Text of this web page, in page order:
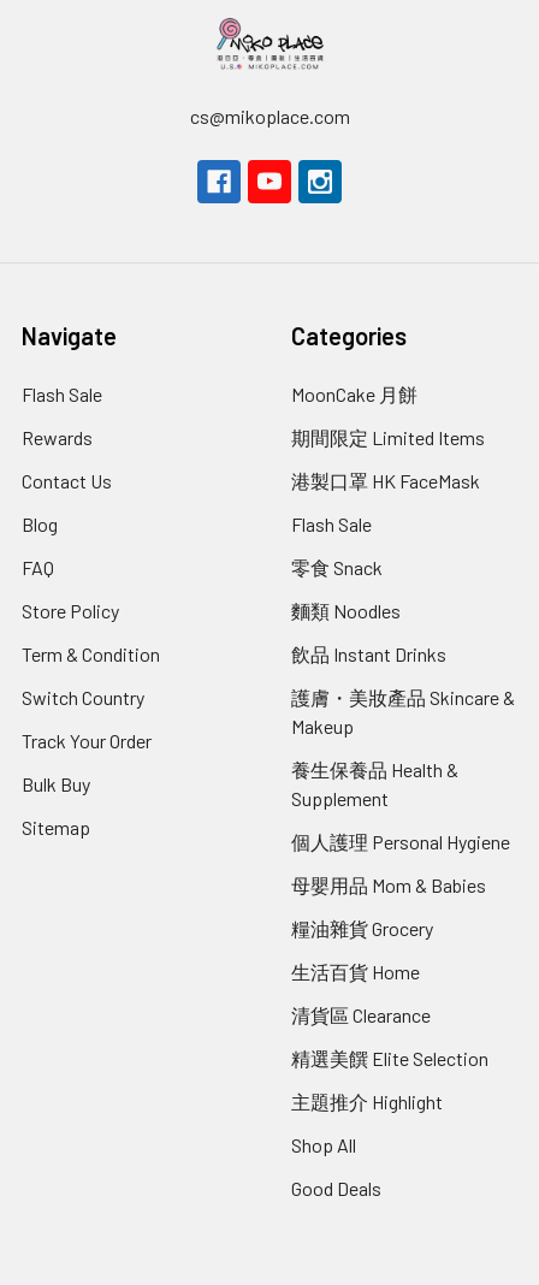
cs@mikoplace.com
Navigate
Flash Sale
Rewards
Contact Us
Blog
FAQ
Store Policy
Term & Condition
Switch Country
Track Your Order
Bulk Buy
Sitemap
Categories
MoonCake 月餅
期間限定 Limited Items
港製口罩 HK FaceMask
Flash Sale
零食 Snack
麵類 Noodles
飲品 Instant Drinks
護膚・美妝產品 Skincare &
Makeup
養生保養品 Health &
Supplement
個人護理 Personal Hygiene
母嬰用品 Mom & Babies
糧油雜貨 Grocery
生活百貨 Home
清貨區 Clearance
精選美饌 Elite Selection
主題推介 Highlight
Shop All
Good Deals